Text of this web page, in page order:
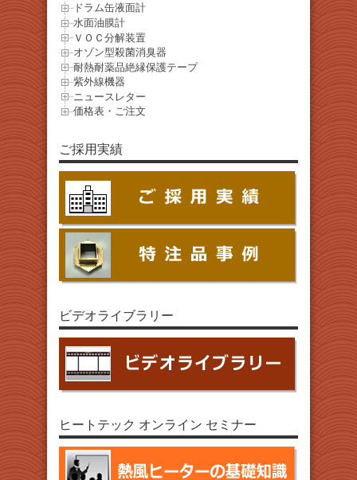
ドラム缶液面計
水面油膜計
ＶＯＣ分解装置
オゾン型殺菌消臭器
耐熱耐薬品絶縁保護テープ
紫外線機器
ニュースレター
価格表・ご注文
ご採用実績
ビデオライブラリー
ヒートテック オンライン セミナー